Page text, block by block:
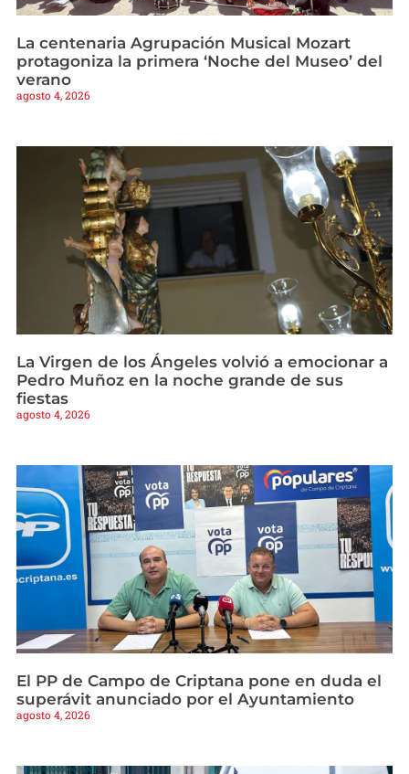
La centenaria Agrupación Musical Mozart
protagoniza la primera ‘Noche del Museo’ del
verano
agosto 4, 2026
La Virgen de los Ángeles volvió a emocionar a
Pedro Muñoz en la noche grande de sus
fiestas
agosto 4, 2026
El PP de Campo de Criptana pone en duda el
superávit anunciado por el Ayuntamiento
agosto 4, 2026